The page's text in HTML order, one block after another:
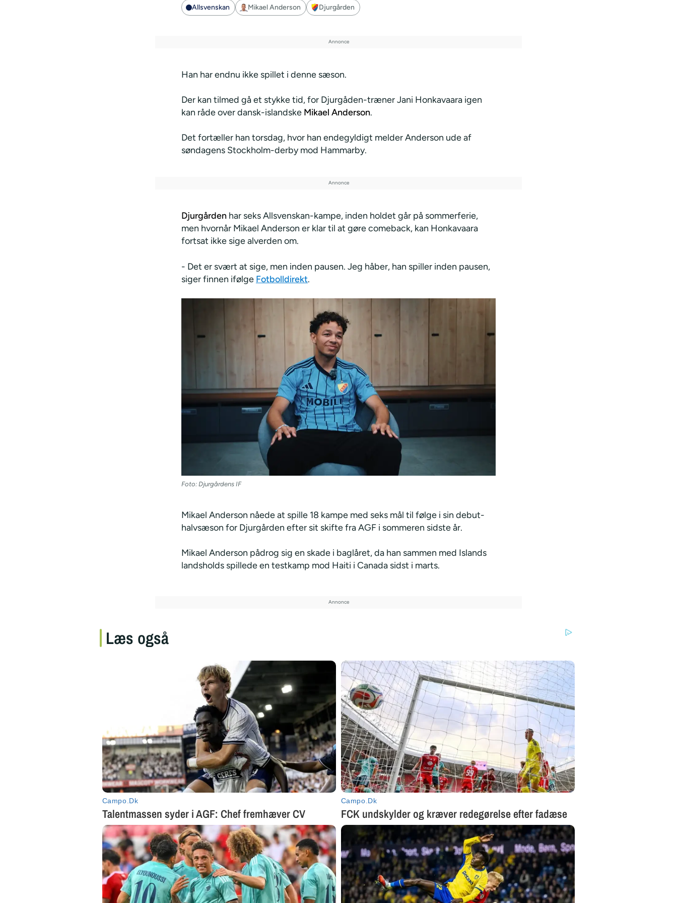
Allsvenskan Mikael Anderson Djurgården
Han har endnu ikke spillet i denne sæson.
Der kan tilmed gå et stykke tid, for Djurgåden-træner Jani Honkavaara igen
kan råde over dansk-islandske Mikael Anderson.
Det fortæller han torsdag, hvor han endegyldigt melder Anderson ude af
søndagens Stockholm-derby mod Hammarby.
Djurgården har seks Allsvenskan-kampe, inden holdet går på sommerferie,
men hvornår Mikael Anderson er klar til at gøre comeback, kan Honkavaara
fortsat ikke sige alverden om.
- Det er svært at sige, men inden pausen. Jeg håber, han spiller inden pausen,
siger finnen ifølge Fotbolldirekt.
Foto: Djurgårdens IF
Mikael Anderson nåede at spille 18 kampe med seks mål til følge i sin debut-
halvsæson for Djurgården efter sit skifte fra AGF i sommeren sidste år.
Mikael Anderson pådrog sig en skade i baglåret, da han sammen med Islands
landsholds spillede en testkamp mod Haiti i Canada sidst i marts.